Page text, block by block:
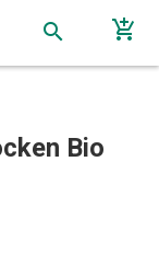
search add_shopping_cart
Bio